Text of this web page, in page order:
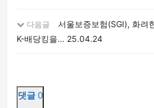
다음글
서울보증보험(SGI), 화려
K-배당킹을... 25.04.24
댓글 0